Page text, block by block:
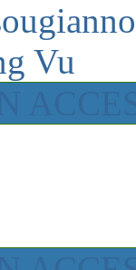
Vu